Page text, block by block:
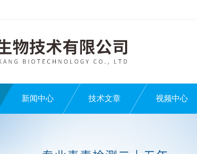
新闻中心 技术文章 视频中心